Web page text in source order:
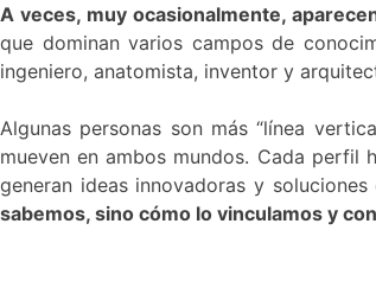
A veces, muy ocasionalmente,
que dominan varios campos de
ingeniero, anatomista, inventor y
Algunas personas son más “línea
mueven en ambos mundos. Cada perfil
generan ideas innovadoras y soluciones
sabemos, sino cómo lo vinculamos y